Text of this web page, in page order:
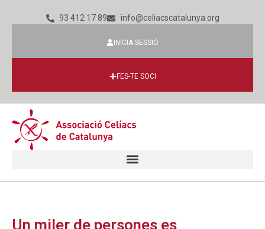
93 412 17 89 info@celiacscatalunya.org
INICIA SESSIÓ
FES-TE SOCI
Un miler de persones es